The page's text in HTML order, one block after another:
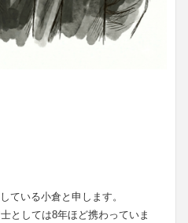
ている小倉と申します。
としては8年ほど携わっていま